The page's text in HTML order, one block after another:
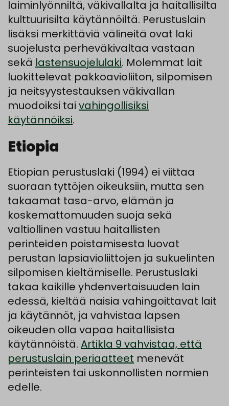
laiminlyönniltä, väkivallalta ja haitallisilta
kulttuurisilta käytännöiltä. Perustuslain
lisäksi merkittäviä välineitä ovat laki
suojelusta perheväkivaltaa vastaan
sekä lastensuojelulaki. Molemmat lait
luokittelevat pakkoavioliiton, silpomisen
ja neitsyystestauksen väkivallan
muodoiksi tai vahingollisiksi
käytännöiksi.
Etiopia
Etiopian perustuslaki (1994) ei viittaa
suoraan tyttöjen oikeuksiin, mutta sen
takaamat tasa-arvo, elämän ja
koskemattomuuden suoja sekä
valtiollinen vastuu haitallisten
perinteiden poistamisesta luovat
perustan lapsiavioliittojen ja sukuelinten
silpomisen kieltämiselle. Perustuslaki
takaa kaikille yhdenvertaisuuden lain
edessä, kieltää naisia vahingoittavat lait
ja käytännöt, ja vahvistaa lapsen
oikeuden olla vapaa haitallisista
käytännöistä. Artikla 9 vahvistaa, että
perustuslain periaatteet menevät
perinteisten tai uskonnollisten normien
edelle.